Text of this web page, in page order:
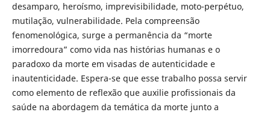
desamparo, heroísmo, imprevisibilidade, moto-perpétuo,
mutilação, vulnerabilidade. Pela compreensão
fenomenológica, surge a permanência da “morte
imorredoura” como vida nas histórias humanas e o
paradoxo da morte em visadas de autenticidade e
inautenticidade. Espera-se que esse trabalho possa servir
como elemento de reflexão que auxilie profissionais da
saúde na abordagem da temática da morte junto a